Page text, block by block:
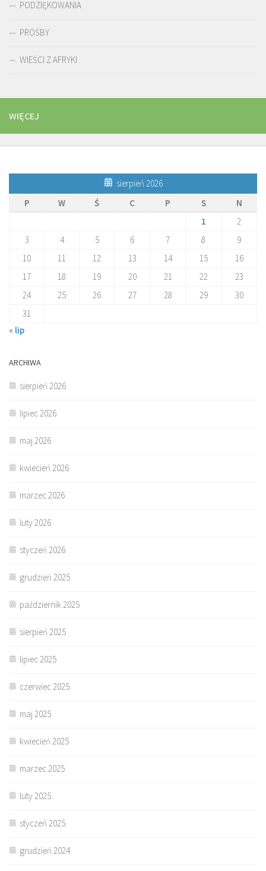
PODZIĘKOWANIA
PROŚBY
WIEŚCI Z AFRYKI
WIĘCEJ
sierpień 2026
P
W Ś C P S
N
1
2
3
4 5 6 7 8
9
10
11 12 13 14 15
16
17
18 19 20 21 22
23
24
25 26 27 28 29
30
31
« lip
ARCHIWA
sierpień 2026
lipiec 2026
maj 2026
kwiecień 2026
marzec 2026
luty 2026
styczeń 2026
grudzień 2025
październik 2025
sierpień 2025
lipiec 2025
czerwiec 2025
maj 2025
kwiecień 2025
marzec 2025
luty 2025
styczeń 2025
grudzień 2024